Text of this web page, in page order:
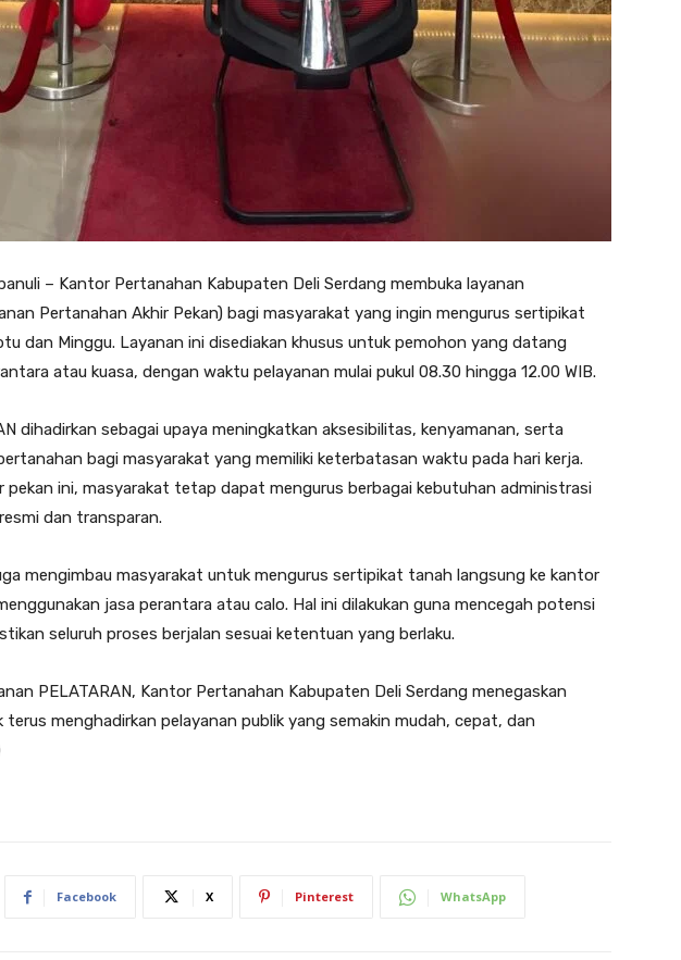
– Kantor Pertanahan Kabupaten Deli Serdang membuka layanan
Pertanahan Akhir Pekan) bagi masyarakat yang ingin mengurus sertipikat
dan Minggu. Layanan ini disediakan khusus untuk pemohon yang datang
atau kuasa, dengan waktu pelayanan mulai pukul 08.30 hingga 12.00 WIB.
dihadirkan sebagai upaya meningkatkan aksesibilitas, kenyamanan, serta
bagi masyarakat yang memiliki keterbatasan waktu pada hari kerja.
pekan ini, masyarakat tetap dapat mengurus berbagai kebutuhan administrasi
dan transparan.
mengimbau masyarakat untuk mengurus sertipikat tanah langsung ke kantor
jasa perantara atau calo. Hal ini dilakukan guna mencegah potensi
seluruh proses berjalan sesuai ketentuan yang berlaku.
PELATARAN, Kantor Pertanahan Kabupaten Deli Serdang menegaskan
menghadirkan pelayanan publik yang semakin mudah, cepat, dan
Facebook X Pinterest WhatsApp